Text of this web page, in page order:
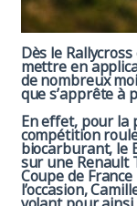
Dès le Rallycross
mettre en
de nombreux
que s’apprête à
En effet, pour la
compétition
biocarburant, le
sur une Renault
Coupe de France
l’occasion,